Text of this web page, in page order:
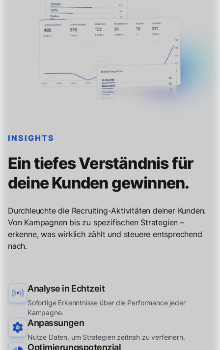
INSIGHTS
Ein tiefes Verständnis für
deine Kunden gewinnen.
Durchleuchte die Recruiting-Aktivitäten deiner Kunden.
Von Kampagnen bis zu spezifischen Strategien –
erkenne, was wirklich zählt und steuere entsprechend
nach.
Analyse in Echtzeit
Sofortige Erkenntnisse über die Performance jeder
Kampagne.
Anpassungen
Nutze Daten, um Strategien zeitnah zu verfeinern.
Optimierungspotenzial